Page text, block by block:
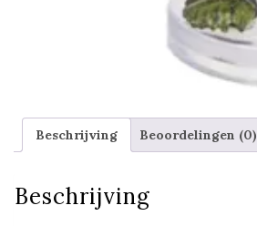
Beschrijving Beoordelingen (0)
Beschrijving